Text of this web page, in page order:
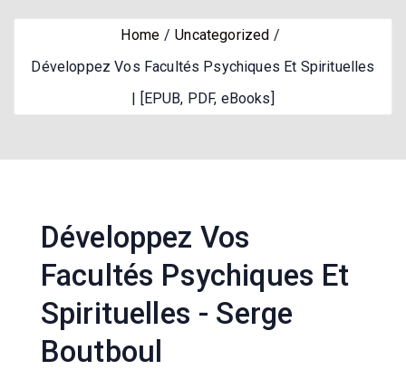
Home
Uncategorized
Développez Vos Facultés Psychiques Et Spirituelles
| [EPUB, PDF, eBooks]
Développez Vos
Facultés Psychiques Et
Spirituelles - Serge
Boutboul